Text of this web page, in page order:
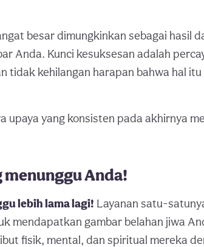
besar dimungkinkan sebagai hasil
Anda. Kunci kesuksesan adalah
tidak kehilangan harapan bahwa hal itu
upaya yang konsisten pada akhirnya
menunggu Anda!
lebih lama lagi! Layanan satu-
mendapatkan gambar belahan jiwa
fisik, mental, dan spiritual mereka